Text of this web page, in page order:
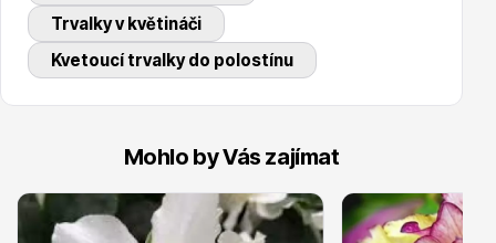
Ovocné stromy
Trvalky v květináči
Kvetoucí trvalky do polostínu
Mohlo by Vás zajímat